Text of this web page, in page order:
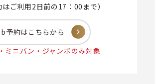
はご利用2日前の17：00まで）
予約はこちらから
ミニバン・ジャンボのみ対象